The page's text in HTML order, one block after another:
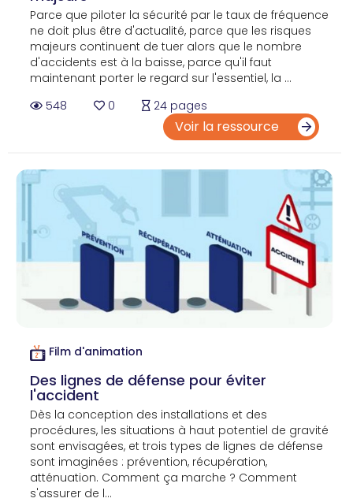
Parce que piloter la sécurité par le taux de fréquence
ne doit plus être d'actualité, parce que les risques
majeurs continuent de tuer alors que le nombre
d'accidents est à la baisse, parce qu'il faut
maintenant porter le regard sur l'essentiel, la ...
548
0 24 pages
Voir la ressource
Film d'animation
Des lignes de défense pour éviter
l'accident
Dès la conception des installations et des
procédures, les situations à haut potentiel de gravité
sont envisagées, et trois types de lignes de défense
sont imaginées : prévention, récupération,
atténuation. Comment ça marche ? Comment
s'assurer de l...